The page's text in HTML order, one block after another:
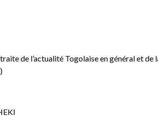
de l’actualité Togolaise en général et